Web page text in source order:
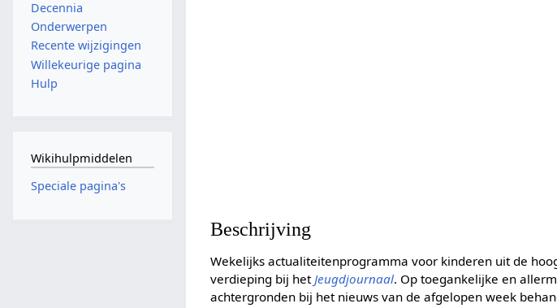
Beschrijving
Wekelijks actualiteitenprogramma voor kinderen uit de
verdieping bij hetJeugdjournaal. Op toegankelijke en
achtergronden bij het nieuws van de afgelopen week
Decennia
Onderwerpen
Recente wijzigingen
Willekeurige pagina
Hulp
Wikihulpmiddelen
Speciale pagina's